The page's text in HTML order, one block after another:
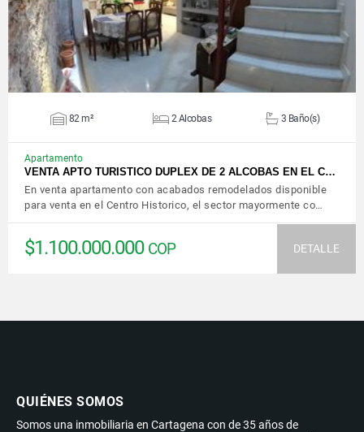
82 m² 2 Alcobas 3 Baño(s)
Apartamento
VENTA APTO TURISTICO DUPLEX DE 2 ALCOBAS EN EL C…
En venta apartamento con acabados remodelados disponible
para venta en el Centro Historico, el sector mayormente co…
$1.100.000.000 COP DETALLE
QUIÉNES SOMOS
Somos una inmobiliaria en Cartagena con de 35 años de